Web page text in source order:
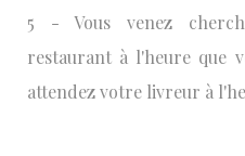
5 - Vous venez
restaurant à l'heure que
attendez votre livreur à